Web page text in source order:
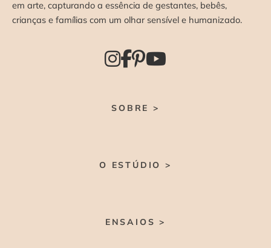
em arte, capturando a essência de gestantes, bebês,
crianças e famílias com um olhar sensível e humanizado.
SOBRE >
O ESTÚDIO >
ENSAIOS >